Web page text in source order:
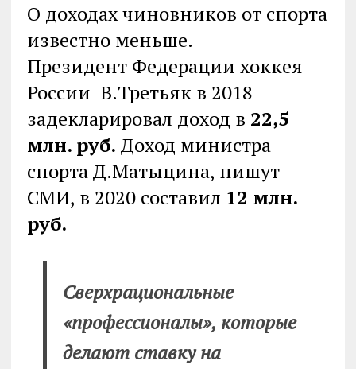
О доходах чиновников от спорта
известно меньше.
Президент Федерации хоккея
России В.Третьяк в 2018
задекларировал доход в 22,5
млн. руб. Доход министра
спорта Д.Матыцина, пишут
СМИ, в 2020 составил 12 млн.
руб.
Сверхрациональные
«профессионалы», которые
делают ставку на